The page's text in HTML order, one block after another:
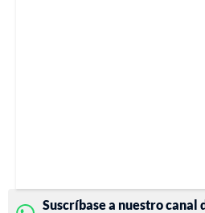
Suscríbase a nuestro canal